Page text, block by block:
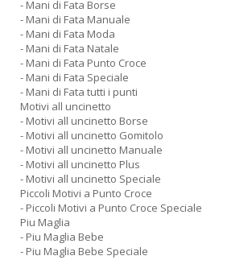
- Mani di Fata Borse
- Mani di Fata Manuale
- Mani di Fata Moda
- Mani di Fata Natale
- Mani di Fata Punto Croce
- Mani di Fata Speciale
- Mani di Fata tutti i punti
Motivi all uncinetto
- Motivi all uncinetto Borse
- Motivi all uncinetto Gomitolo
- Motivi all uncinetto Manuale
- Motivi all uncinetto Plus
- Motivi all uncinetto Speciale
Piccoli Motivi a Punto Croce
- Piccoli Motivi a Punto Croce Speciale
Piu Maglia
- Piu Maglia Bebe
- Piu Maglia Bebe Speciale